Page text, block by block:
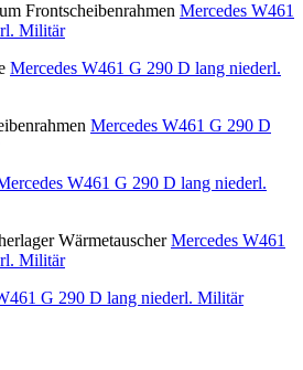
Frontscheibenrahmen Mercedes W461
Militär
Mercedes W461 G 290 D lang niederl.
Mercedes W461 G 290 D
W461 G 290 D lang niederl.
WärmetauscherMercedes W461
Militär
G 290 D lang niederl. Militär